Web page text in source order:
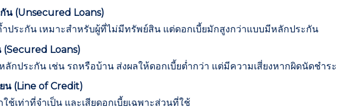
น (Unsecured Loans)
ประกัน เหมาะสำหรับผู้ที่ไม่มีทรัพย์สิน แต่ดอกเบี้ยมักสูงกว่าแบบมีหลักประกัน
Loans)
ลักประกัน เช่น รถหรือบ้าน ส่งผลให้ดอกเบี้ยต่ำกว่า แต่มีความเสี่ยงหากผิดนัดชำระ
น (Line of Credit)
ช้เท่าที่จำเป็น และเสียดอกเบี้ยเฉพาะส่วนที่ใช้